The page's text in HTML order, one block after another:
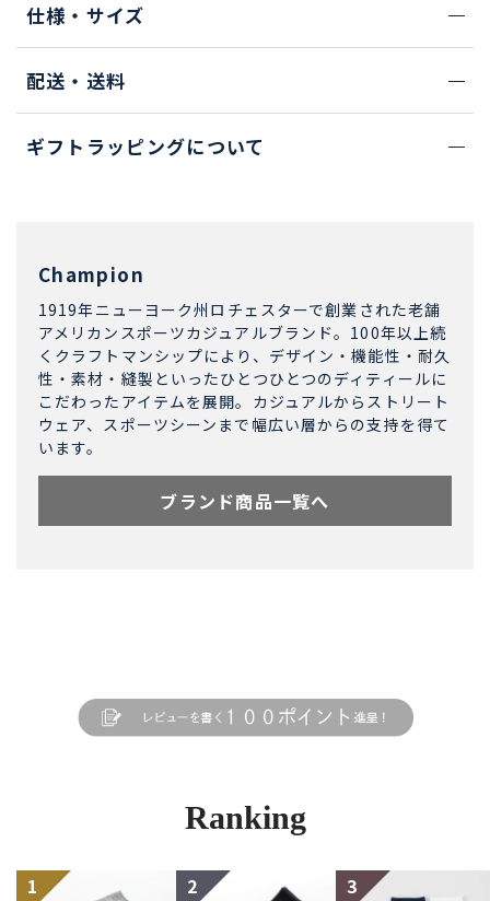
仕様・サイズ
配送・送料
ギフトラッピングについて
Champion
1919年ニューヨーク州ロチェスターで創業された老舗
アメリカンスポーツカジュアルブランド。100年以上続
くクラフトマンシップにより、デザイン・機能性・耐久
性・素材・縫製といったひとつひとつのディティールに
こだわったアイテムを展開。カジュアルからストリート
ウェア、スポーツシーンまで幅広い層からの支持を得て
います。
ブランド商品一覧へ
Ranking